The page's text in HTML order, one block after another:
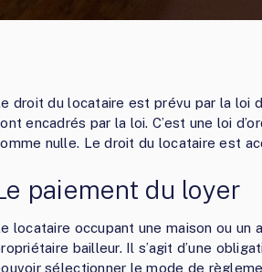
droit du locataire est prévu par la loi
encadrés par la loi. C’est une loi
nulle. Le droit du locataire est
paiement du loyer
locataire occupant une maison ou un
bailleur. Il s’agit d’une
sélectionner le mode de